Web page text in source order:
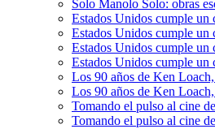
Solo Manolo Solo: obras
Estados Unidos cumple
Estados Unidos cumple
Estados Unidos cumple
Estados Unidos cumple
Los 90 años de Ken
Los 90 años de Ken
Tomando el pulso al cine
Tomando el pulso al cine